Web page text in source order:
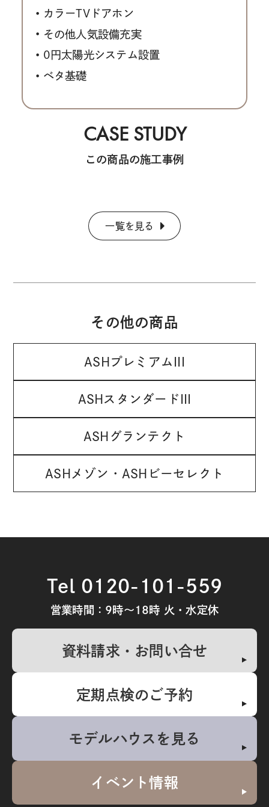
カラーTVドアホン
その他人気設備充実
0円太陽光システム設置
ベタ基礎
CASE STUDY
この商品の施工事例
一覧を見る
その他の商品
ASHプレミアムIII
ASHスタンダードIII
ASHグランテクト
ASHメゾン・ASHビーセレクト
Tel 0120-101-559
営業時間：9時～18時 火・水定休
資料請求・お問い合せ
定期点検のご予約
モデルハウスを見る
イベント情報